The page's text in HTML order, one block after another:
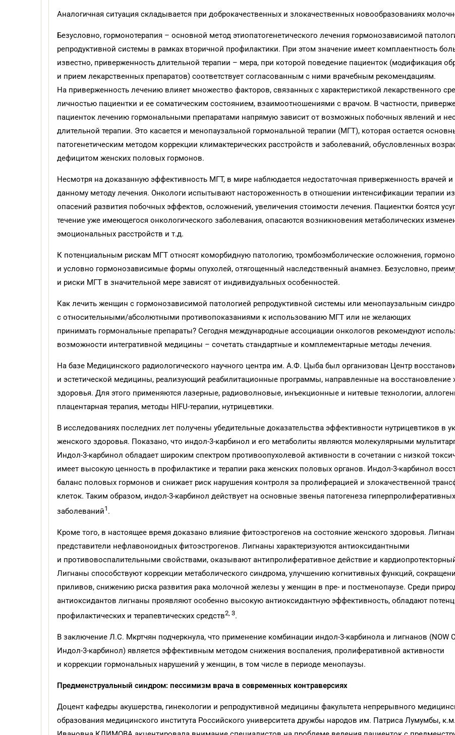
Аналогичная ситуация складывается при доброкачественных и злокачественных новообразованиях
Безусловно, гормонотерапия – основной метод этиопатогенетического лечения гормонозависимой
репродуктивной системы в рамках вторичной профилактики. При этом значение имеет комплаентность
известно, приверженность длительной терапии – мера, при которой поведение пациенток (модификация
и прием лекарственных препаратов) соответствует согласованным с ними врачебным рекомендациям.
На приверженность лечению влияет множество факторов, связанных с характеристикой лекарственного
личностью пациентки и ее соматическим состоянием, взаимоотношениями с врачом. В частности,
пациенток лечению гормональными препаратами напрямую зависит от возможных побочных явлений и
длительной терапии. Это касается и менопаузальной гормональной терапии (МГТ), которая остается
патогенетическим методом коррекции климактерических расстройств и заболеваний, обусловленных
дефицитом женских половых гормонов.
Несмотря на доказанную эффективность МГТ, в мире наблюдается недостаточная приверженность врачей и
данному методу лечения. Онкологи испытывают настороженность в отношении интенсификации терапии
опасений развития побочных эффектов, осложнений, увеличения стоимости лечения. Пациентки боятся
течение уже имеющегося онкологического заболевания, опасаются возникновения метаболических
эмоциональных расстройств и т.д.
К потенциальным рискам МГТ относят коморбидную патологию, тромбоэмболические осложнения,
и условно гормонозависимые формы опухолей, отягощенный наследственный анамнез. Безусловно,
и риски МГТ в значительной мере зависят от индивидуальных особенностей.
Как лечить женщин с гормонозависимой патологией репродуктивной системы или менопаузальным
с относительными/абсолютными противопоказаниями к использованию МГТ или не желающих
принимать гормональные препараты? Сегодня международные ассоциации онкологов рекомендуют
возможности интегративной медицины – сочетать стандартные и комплементарные методы лечения.
На базе Медицинского радиологического научного центра им. А.Ф. Цыба был организован Центр
и эстетической медицины, реализующий реабилитационные программы, направленные на восстановление
здоровья. Для этого применяются лазерные, радиоволновые, инъекционные и нитевые технологии,
плацентарная терапия, методы HIFU-терапии, нутрицевтики.
В исследованиях последних лет получены убедительные доказательства эффективности нутрицевтиков в
женского здоровья. Показано, что индол-3-карбинол и его метаболиты являются молекулярными
Индол-3-карбинол обладает широким спектром противоопухолевой активности в сочетании с низкой
имеет высокую ценность в профилактике и терапии рака женских половых органов. Индол-3-карбинол
баланс половых гормонов и снижает риск нарушения контроля за пролиферацией и злокачественной
клеток. Таким образом, индол-3-карбинол действует на основные звенья патогенеза гиперпролиферативных
заболеваний1 .
Кроме того, в настоящее время доказано влияние фитоэстрогенов на состояние женского здоровья.
представители нефлавоноидных фитоэстрогенов. Лигнаны характеризуются антиоксидантными
и противовоспалительными свойствами, оказывают антипролиферативное действие и
Лигнаны способствуют коррекции метаболического синдрома, улучшению когнитивных функций,
приливов, снижению риска развития рака молочной железы у женщин в пре- и постменопаузе. Среди
антиоксидантов лигнаны проявляют особенно высокую антиоксидантную эффективность, обладают
профилактических и терапевтических средств2, 3.
В заключение Л.С. Мкртчян подчеркнула, что применение комбинации индол-3-карбинола и лигнанов (NOW
Индол-3-карбинол) является эффективным методом снижения воспаления, пролиферативной активности
и коррекции гормональных нарушений у женщин, в том числе в периоде менопаузы.
Предменструальный синдром: пессимизм врача в современных контраверсиях
Доцент кафедры акушерства, гинекологии и репродуктивной медицины факультета непрерывного
образования медицинского института Российского университета дружбы народов им. Патриса Лумумбы,